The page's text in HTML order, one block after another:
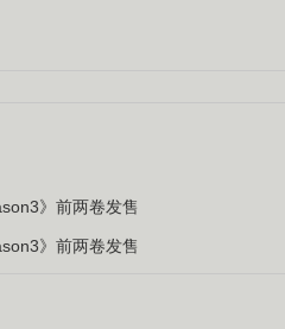
》前两卷发售
》前两卷发售